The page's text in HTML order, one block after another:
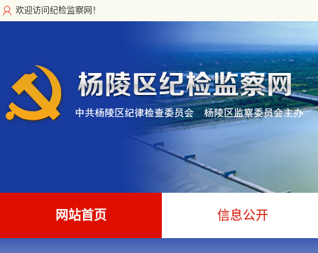
欢迎访问纪检监察网！
网站首页 信息公开